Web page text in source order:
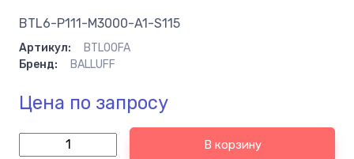
BTL6-P111-M3000-A1-S115
Артикул:
BTL00FA
Бренд:
BALLUFF
Цена по запросу
В корзину